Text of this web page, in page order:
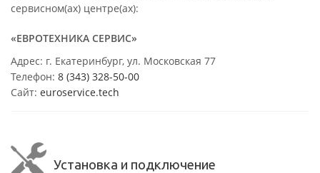
сервисном(ах) центре(ах):
«ЕВРОТЕХНИКА СЕРВИС»
Адрес: г. Екатеринбург, ул. Московская 77
Телефон: 8 (343) 328-50-00
Сайт: euroservice.tech
Установка и подключение